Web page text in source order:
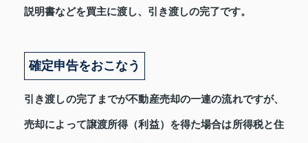
説明書などを買主に渡し、引き渡しの完了です。
確定申告をおこなう
引き渡しの完了までが不動産売却の一連の流れですが、
売却によって譲渡所得（利益）を得た場合は所得税と住